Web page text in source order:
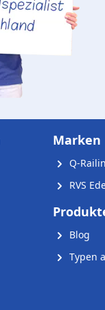
Marken
Q-
RVS
Blog
Typen